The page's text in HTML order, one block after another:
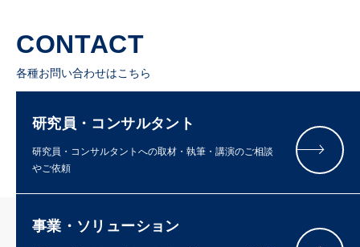
CONTACT
各種お問い合わせはこちら
研究員・コンサルタント
研究員・コンサルタントへの取材・執筆・講演のご相談
やご依頼
事業・ソリューション